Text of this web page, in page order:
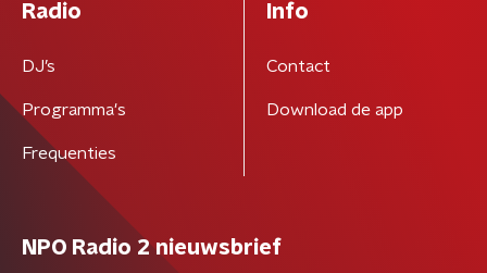
Radio
DJ’s
Programma's
Frequenties
Info
Contact
Download de app
NPO Radio 2 nieuwsbrief